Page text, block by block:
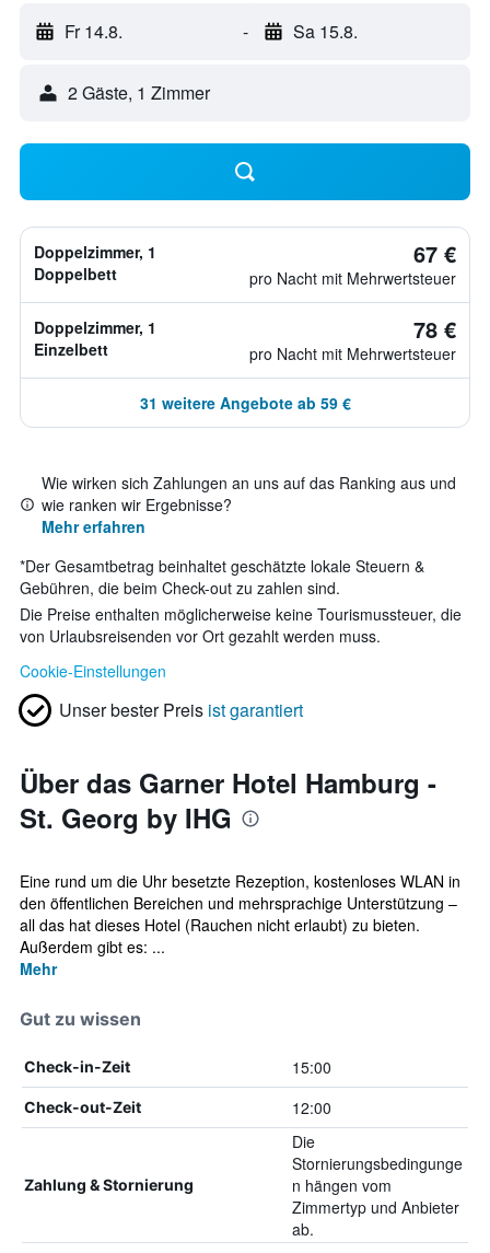
Fr 14.8. - Sa 15.8.
2 Gäste, 1 Zimmer
Doppelzimmer, 1
Doppelbett
67 €
pro Nacht mit Mehrwertsteuer
Doppelzimmer, 1
Einzelbett
78 €
pro Nacht mit Mehrwertsteuer
31 weitere Angebote ab 59 €
Wie wirken sich Zahlungen an uns auf das Ranking aus und
wie ranken wir Ergebnisse?
Mehr erfahren
*Der Gesamtbetrag beinhaltet geschätzte lokale Steuern &
Gebühren, die beim Check-out zu zahlen sind.
Die Preise enthalten möglicherweise keine Tourismussteuer, die
von Urlaubsreisenden vor Ort gezahlt werden muss.
Cookie-Einstellungen
Unser bester Preis ist garantiert
Über das Garner Hotel Hamburg -
St. Georg by IHG
Eine rund um die Uhr besetzte Rezeption, kostenloses WLAN in
den öffentlichen Bereichen und mehrsprachige Unterstützung –
all das hat dieses Hotel (Rauchen nicht erlaubt) zu bieten.
Außerdem gibt es: ...
Mehr
Gut zu wissen
Check-in-Zeit 15:00
Check-out-Zeit 12:00
Zahlung & Stornierung
Die
Stornierungsbedingunge
n hängen vom
Zimmertyp und Anbieter
ab.